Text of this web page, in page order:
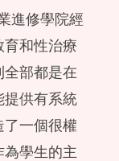
進修學院經
育和性治療
全部都是在
提供有系統
了一個很權
為學生的主